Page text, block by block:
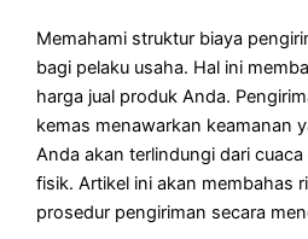
Memahami struktur biaya
bagi pelaku usaha. Hal ini
harga jual produk Anda.
kemas menawarkan keamanan
Anda akan terlindungi dari
fisik. Artikel ini akan membahas
prosedur pengiriman secara